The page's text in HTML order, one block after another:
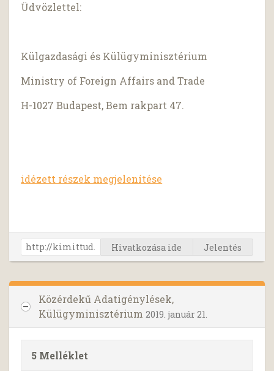
Üdvözlettel:
Külgazdasági és Külügyminisztérium
Ministry of Foreign Affairs and Trade
H-1027 Budapest, Bem rakpart 47.
idézett részek megjelenítése
Hivatkozása ide Jelentés
Közérdekű Adatigénylések,
Külügyminisztérium 2019. január 21.
5 Melléklet